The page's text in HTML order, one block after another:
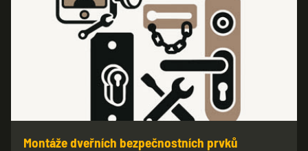
Montáže dveřních bezpečnostních prvků